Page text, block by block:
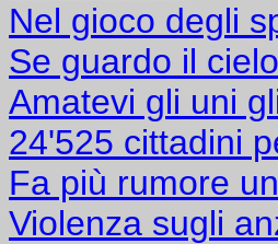
Nel gioco degli
Se guardo il
Amatevi gli uni
24'525 cittadini
Fa più rumore
Violenza sugli